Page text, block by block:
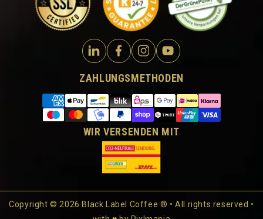
ZAHLUNGSMETHODEN
WIR VERSENDEN MIT
Copyright © 2026 Black Label Coffee ® • All rights reserved •